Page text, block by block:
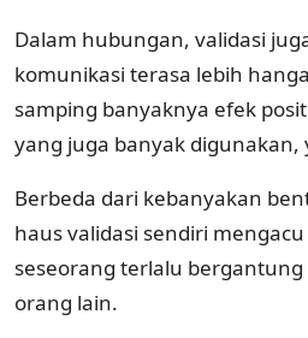
Dalam hubungan, validasi
komunikasi terasa lebih
samping banyaknya efek
yang juga banyak digunakan,
Berbeda dari kebanyakan
haus validasi sendiri
seseorang terlalu bergantung
orang lain.